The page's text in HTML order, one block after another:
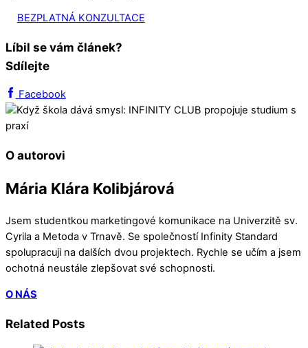
BEZPLATNÁ KONZULTACE
Líbil se vám článek?
Sdílejte
Facebook
O autorovi
Mária Klára Kolibjárová
Jsem studentkou marketingové komunikace na Univerzitě sv.
Cyrila a Metoda v Trnavě. Se společností Infinity Standard
spolupracuji na dalších dvou projektech. Rychle se učím a jsem
ochotná neustále zlepšovat své schopnosti.
O NÁS
Related Posts